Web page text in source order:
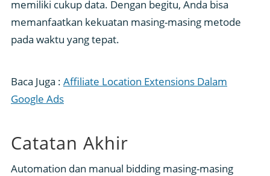
memiliki cukup data. Dengan begitu, Anda bisa
memanfaatkan kekuatan masing-masing metode
pada waktu yang tepat.
Baca Juga : Affiliate Location Extensions Dalam
Google Ads
Catatan Akhir
Automation dan manual bidding masing-masing